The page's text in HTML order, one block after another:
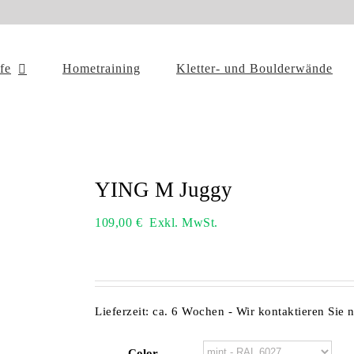
Hometraining Kletter- und Boulderwände
YING M Juggy
109,00 € Exkl. MwSt.
Lieferzeit: ca. 6 Wochen - Wir kontaktieren Sie